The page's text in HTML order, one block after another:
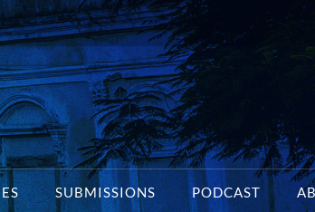
SUBMISSIONS PODCAST